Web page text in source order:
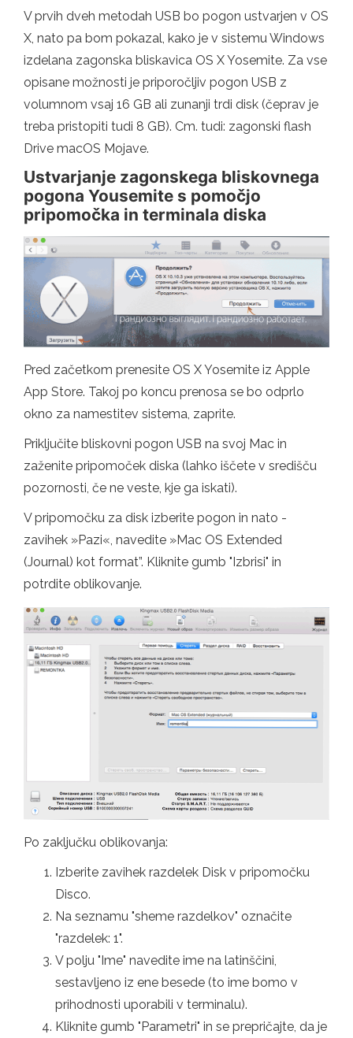
V prvih dveh metodah USB bo pogon ustvarjen v OS
X, nato pa bom pokazal, kako je v sistemu Windows
izdelana zagonska bliskavica OS X Yosemite. Za vse
opisane možnosti je priporočljiv pogon USB z
volumnom vsaj 16 GB ali zunanji trdi disk (čeprav je
treba pristopiti tudi 8 GB). Cm. tudi: zagonski flash
Drive macOS Mojave.
Ustvarjanje zagonskega bliskovnega
pogona Yousemite s pomočjo
pripomočka in terminala diska
Pred začetkom prenesite OS X Yosemite iz Apple
App Store. Takoj po koncu prenosa se bo odprlo
okno za namestitev sistema, zaprite.
Priključite bliskovni pogon USB na svoj Mac in
zaženite pripomoček diska (lahko iščete v središču
pozornosti, če ne veste, kje ga iskati).
V pripomočku za disk izberite pogon in nato -
zavihek »Pazi«, navedite »Mac OS Extended
(Journal) kot format”. Kliknite gumb "Izbrisi" in
potrdite oblikovanje.
Po zaključku oblikovanja:
Izberite zavihek razdelek Disk v pripomočku
Disco.
Na seznamu "sheme razdelkov" označite
"razdelek: 1".
V polju "Ime" navedite ime na latinščini,
sestavljeno iz ene besede (to ime bomo v
prihodnosti uporabili v terminalu).
Kliknite gumb "Parametri" in se prepričajte, da je